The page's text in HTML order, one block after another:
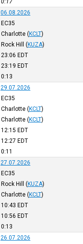
06.08.2026
EC35
Charlotte (KCLT)
Rock Hill (KUZA)
23:06 EDT
23:19 EDT
0:13
29.07.2026
EC35
Charlotte (KCLT)
Charlotte (KCLT)
12:15 EDT
12:27 EDT
0:11
27.07.2026
EC35
Rock Hill (KUZA)
Charlotte (KCLT)
10:43 EDT
10:56 EDT
0:13
26.07.2026